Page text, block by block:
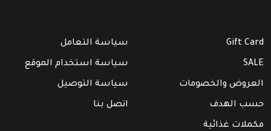
Gift Card
SALE
العروض والخصومات
حسب الهدف
مكملات غذائية
سياسة التعامل
سياسة استخدام الموقع
سياسة التوصيل
اتصل بنا